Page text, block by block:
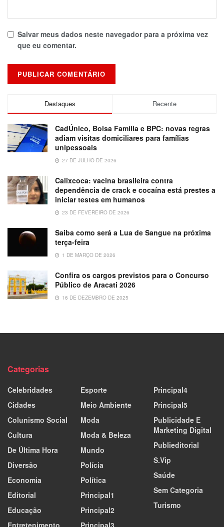
Salvar meus dados neste navegador para a próxima vez
que eu comentar.
Destaques Recente
CadÚnico, Bolsa Família e BPC: novas regras
adiam visitas domiciliares para famílias
unipessoais
27 DE JULHO DE 2026
Calixcoca: vacina brasileira contra
dependência de crack e cocaína está prestes a
iniciar testes em humanos
23 DE FEVEREIRO DE 2026
Saiba como será a Lua de Sangue na próxima
terça-feira
1 DE MARÇO DE 2026
Confira os cargos previstos para o Concurso
Público de Aracati 2026
16 DE DEZEMBRO DE 2025
Categorias
Celebridades
Cidades
Colunismo Social
Cultura
De Última Hora
Diversão
Economia
Editorial
Educação
Entretenimento
Esporte
Meio Ambiente
Moda
Moda & Beleza
Mundo
Polícia
Política
Principal1
Principal2
Principal3
Principal4
Principal5
Publicidade E
Marketing Digital
Publieditorial
S.Vip
Saúde
Sem Categoria
Turismo